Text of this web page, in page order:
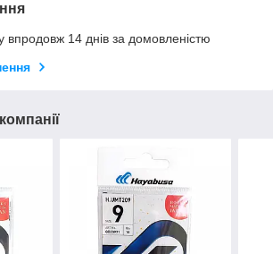
впродовж 14 днів за домовленістю